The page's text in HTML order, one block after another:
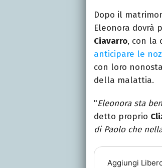
Dopo il
Eleonora dovrà
Ciavarro, con la
anticipare le
con loro
della malattia.
"Eleonora sta
detto proprio
di Paolo che
Aggiungi